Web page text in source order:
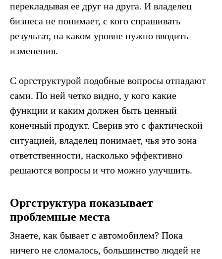
перекладывая ее друг на друга. И владелец
бизнеса не понимает, с кого спрашивать
результат, на каком уровне нужно вводить
изменения.
С оргструктурой подобные вопросы отпадают
сами. По ней четко видно, у кого какие
функции и каким должен быть ценный
конечный продукт. Сверив это с фактической
ситуацией, владелец понимает, чья это зона
ответственности, насколько эффективно
решаются вопросы и что можно улучшить.
Оргструктура показывает
проблемные места
Знаете, как бывает с автомобилем? Пока
ничего не сломалось, большинство людей не